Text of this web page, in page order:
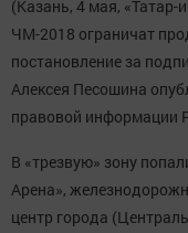
(Казань, 4 мая,
ЧМ-2018 ограничат
постановление за
Алексея Песошина
правовой информации
В «трезвую» зону
Арена»,
центр города